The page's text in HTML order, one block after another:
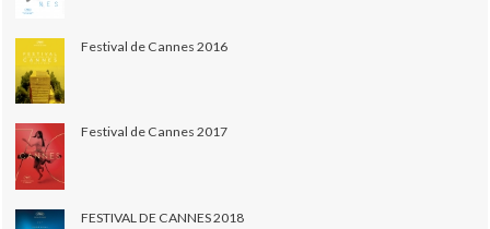
Festival de Cannes 2016
Festival de Cannes 2017
FESTIVAL DE CANNES 2018